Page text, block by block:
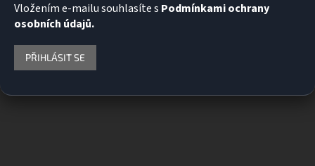
Vložením e-mailu souhlasíte s Podmínkami ochrany
osobních údajů.
PŘIHLÁSIT SE